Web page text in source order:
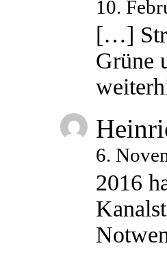
10.
[…]
Grüne
6.
2016